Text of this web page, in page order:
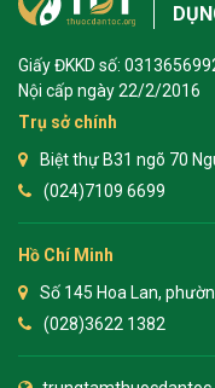
Giấy ĐKKD số:
Nội cấp ngày 22/2/2016
Trụ sở chính
Biệt thự B31 ngõ 70
(024)7109 6699
Hồ Chí Minh
Số 145 Hoa Lan,
(028)3622 1382